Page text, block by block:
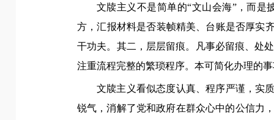
文牍主义不是简单的“文山会海”，而是
方，汇报材料是否装帧精美、台账是否厚实
干功夫。其二，层层留痕。凡事必留痕、处
注重流程完整的繁琐程序。本可简化办理的
文牍主义看似态度认真、程序严谨，实
锐气，消解了党和政府在群众心中的公信力